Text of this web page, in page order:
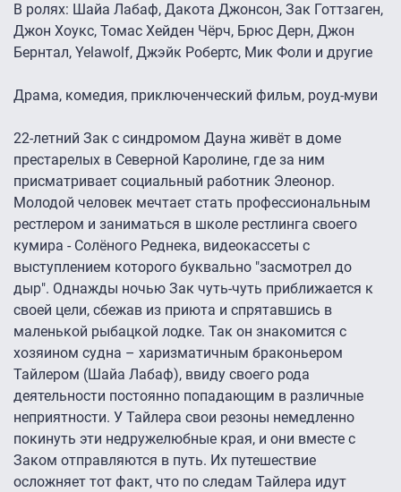
В ролях: Шайа Лабаф, Дакота Джонсон, Зак Готтзаген,
Джон Хоукс, Томас Хейден Чёрч, Брюс Дерн, Джон
Бернтал, Yelawolf, Джэйк Робертс, Мик Фоли и другие
Драма, комедия, приключенческий фильм, роуд-муви
22-летний Зак с синдромом Дауна живёт в доме
престарелых в Северной Каролине, где за ним
присматривает социальный работник Элеонор.
Молодой человек мечтает стать профессиональным
рестлером и заниматься в школе рестлинга своего
кумира - Солёного Реднека, видеокассеты с
выступлением которого буквально "засмотрел до
дыр". Однажды ночью Зак чуть-чуть приближается к
своей цели, сбежав из приюта и спрятавшись в
маленькой рыбацкой лодке. Так он знакомится с
хозяином судна – харизматичным браконьером
Тайлером (Шайа Лабаф), ввиду своего рода
деятельности постоянно попадающим в различные
неприятности. У Тайлера свои резоны немедленно
покинуть эти недружелюбные края, и они вместе с
Заком отправляются в путь. Их путешествие
осложняет тот факт, что по следам Тайлера идут